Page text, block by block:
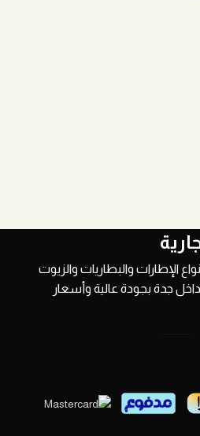
الإطارات والبطاريات والزيوت
جدة بجودة عالية وأسعار